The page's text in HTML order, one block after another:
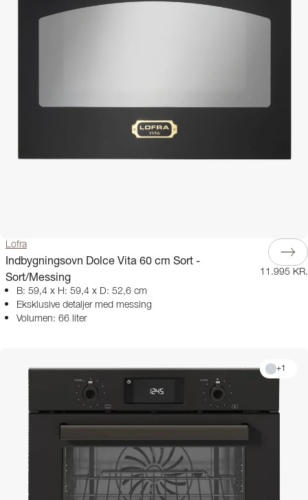
og køkkenløsninger – perfekt til dig, der vil skabe et køkken, hvor både
madlavning og design er i centrum.
Lofra
Indbygningsovn Dolce Vita 60 cm Sort -
Sort/Messing
B: 59,4 x H: 59,4 x D: 52,6 cm
Eksklusive detaljer med messing
Volumen: 66 liter
11.995 KR.
+1